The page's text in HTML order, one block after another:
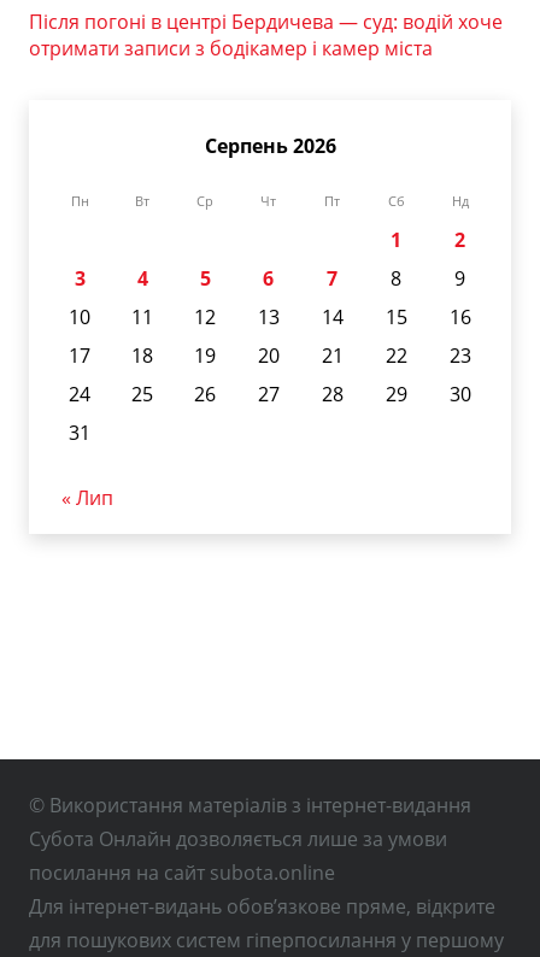
Після погоні в центрі Бердичева — суд: водій хоче
отримати записи з бодікамер і камер міста
Серпень 2026
Пн Вт Ср Чт Пт Сб Нд
1
2
3
4 5 6 7 8
9
10
11 12 13 14 15
16
17
18 19 20 21 22
23
24
25 26 27 28 29
30
31
« Лип
© Використання матеріалів з інтернет-видання
Субота Онлайн дозволяється лише за умови
посилання на сайт subota.online
Для інтернет-видань обов’язкове пряме, відкрите
для пошукових систем гіперпосилання у першому